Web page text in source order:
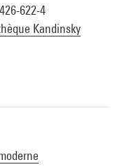
622-4
Kandinsky